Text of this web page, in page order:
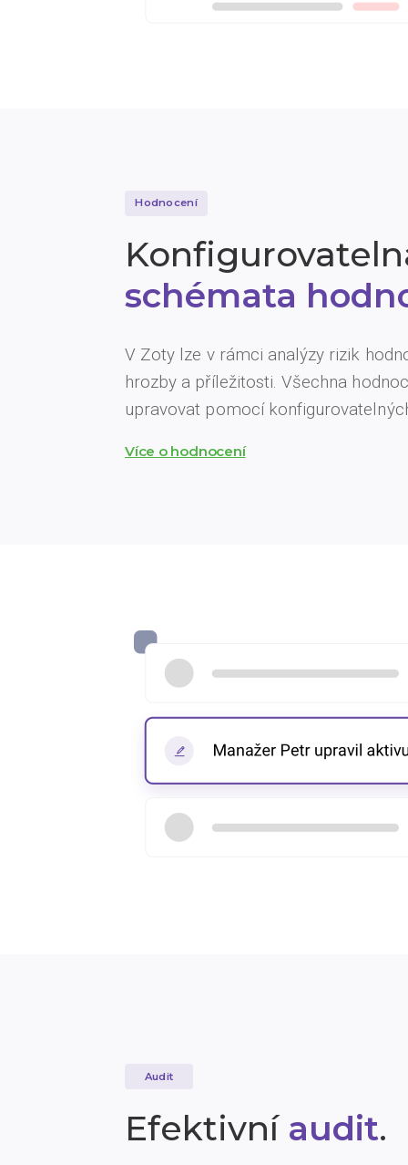
Hodnocení
schémata
V Zoty lze v rámci analýzy rizik
hrozby a příležitosti. Všechna
upravovat pomocí
Více o hodnocení
Audit
Efektivní audit.